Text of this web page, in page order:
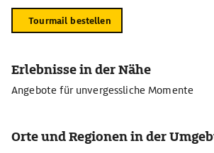
Tourmail bestellen
Erlebnisse in der Nähe
Angebote für unvergessliche Momente
Orte und Regionen in der